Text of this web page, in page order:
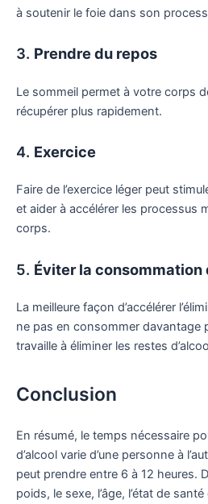
à soutenir le foie dans son
3. Prendre du repos
Le sommeil permet à votre corps
récupérer plus rapidement.
4. Exercice
Faire de l’exercice léger peut
et aider à accélérer les processus
corps.
5. Éviter la consommation
La meilleure façon d’accélérer
ne pas en consommer davantage
travaille à éliminer les restes
Conclusion
En résumé, le temps nécessaire
d’alcool varie d’une personne à
peut prendre entre 6 à 12 heures.
poids, le sexe, l’âge, l’état de